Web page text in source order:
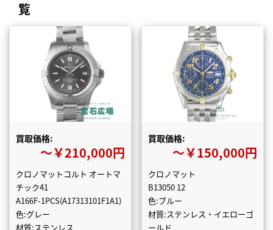
覧
買取価格:
〜￥210,000円
クロノマットコルト オートマ
チック41
A166F-1PCS(A17313101F1A1)
色:グレー
材質:ステンレス
買取価格:
〜￥150,000円
クロノマット
B13050 12
色:ブルー
材質:ステンレス・イエローゴ
ールド